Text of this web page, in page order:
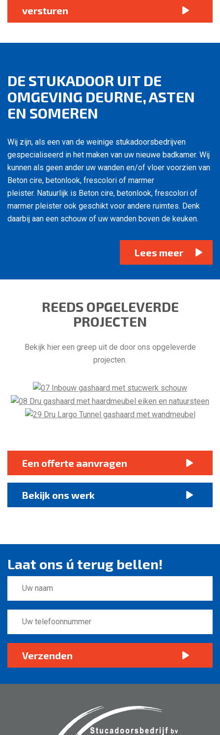
DE STUKADOOR UIT DE
OMGEVING DEURNE, ASTEN
EN SOMEREN
Wij zijn, als een van de weinige stukadoorsbedrijven
gespecialiseerd in het maken van uw nieuwe badkamer. Wij
kunnen als geen ander uw wanden en/of vloer voorzien van
Beton cire, betonlook, frescolori of marmer
pleister. Natuurlijk is Beton cire, betonlook, frescolori of
marmer pleister ook geschikt voor andere ruimtes. Denk
daarbij aan een schouw of uw wanden boven de keuken.
Lees meer
REEDS OPGELEVERDE
PROJECTEN
Bekijk hier een greep uit de door ons opgeleverde
projecten.
Een offerte aanvragen
Bekijk ons werk
Laat ons ú terug bellen!